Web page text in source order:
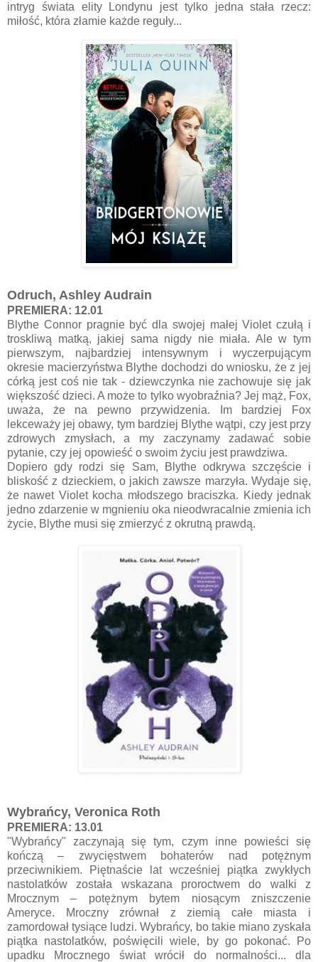
intryg świata elity Londynu jest tylko jedna stała rzecz:
miłość, która złamie każde reguły...
Odruch, Ashley Audrain
PREMIERA: 12.01
Blythe Connor pragnie być dla swojej małej Violet czułą i
troskliwą matką, jakiej sama nigdy nie miała. Ale w tym
pierwszym, najbardziej intensywnym i wyczerpującym
okresie macierzyństwa Blythe dochodzi do wniosku, że z jej
córką jest coś nie tak - dziewczynka nie zachowuje się jak
większość dzieci. A może to tylko wyobraźnia? Jej mąż, Fox,
uważa, że na pewno przywidzenia. Im bardziej Fox
lekceważy jej obawy, tym bardziej Blythe wątpi, czy jest przy
zdrowych zmysłach, a my zaczynamy zadawać sobie
pytanie, czy jej opowieść o swoim życiu jest prawdziwa.
Dopiero gdy rodzi się Sam, Blythe odkrywa szczęście i
bliskość z dzieckiem, o jakich zawsze marzyła. Wydaje się,
że nawet Violet kocha młodszego braciszka. Kiedy jednak
jedno zdarzenie w mgnieniu oka nieodwracalnie zmienia ich
życie, Blythe musi się zmierzyć z okrutną prawdą.
Wybrańcy, Veronica Roth
PREMIERA: 13.01
"Wybrańcy" zaczynają się tym, czym inne powieści się
kończą – zwycięstwem bohaterów nad potężnym
przeciwnikiem. Piętnaście lat wcześniej piątka zwykłych
nastolatków została wskazana proroctwem do walki z
Mrocznym – potężnym bytem niosącym zniszczenie
Ameryce. Mroczny zrównał z ziemią całe miasta i
zamordował tysiące ludzi. Wybrańcy, bo takie miano zyskała
piątka nastolatków, poświęcili wiele, by go pokonać. Po
upadku Mrocznego świat wrócił do normalności... dla